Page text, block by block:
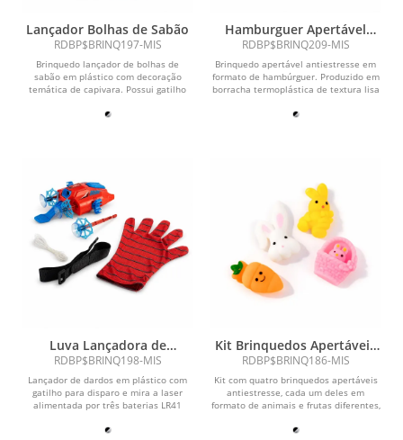
Lançador Bolhas de Sabão
RDBP$BRINQ197-MIS
Brinquedo lançador de bolhas de
sabão em plástico com decoração
temática de capivara. Possui gatilho
Hamburguer Apertável
Antiestresse
RDBP$BRINQ209-MIS
Brinquedo apertável antiestresse em
formato de hambúrguer. Produzido em
borracha termoplástica de textura lisa
Luva Lançadora de
Brinquedo
RDBP$BRINQ198-MIS
Lançador de dardos em plástico com
gatilho para disparo e mira a laser
alimentada por três baterias LR41
Kit Brinquedos Apertáveis
Antiestresse 4 Peças
RDBP$BRINQ186-MIS
Kit com quatro brinquedos apertáveis
antiestresse, cada um deles em
formato de animais e frutas diferentes,